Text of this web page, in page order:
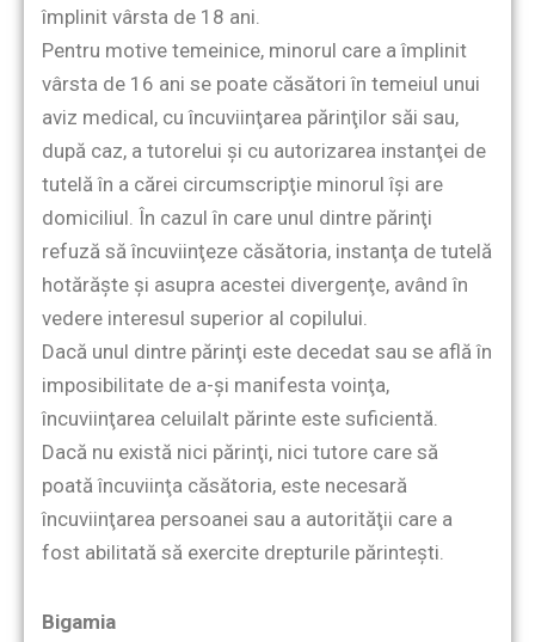
împlinit vârsta de 18 ani.
Pentru motive temeinice, minorul care a împlinit
vârsta de 16 ani se poate căsători în temeiul unui
aviz medical, cu încuviinţarea părinţilor săi sau,
după caz, a tutorelui şi cu autorizarea instanţei de
tutelă în a cărei circumscripţie minorul îşi are
domiciliul. În cazul în care unul dintre părinţi
refuză să încuviinţeze căsătoria, instanţa de tutelă
hotărăşte şi asupra acestei divergenţe, având în
vedere interesul superior al copilului.
Dacă unul dintre părinţi este decedat sau se află în
imposibilitate de a-şi manifesta voinţa,
încuviinţarea celuilalt părinte este suficientă.
Dacă nu există nici părinţi, nici tutore care să
poată încuviinţa căsătoria, este necesară
încuviinţarea persoanei sau a autorităţii care a
fost abilitată să exercite drepturile părinteşti.
Bigamia